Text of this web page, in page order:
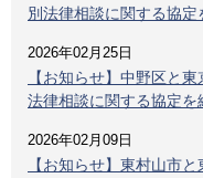
別法律相談に関する協定
2026年02月25日
【お知らせ】中野区と
法律相談に関する協定を
2026年02月09日
【お知らせ】東村山市